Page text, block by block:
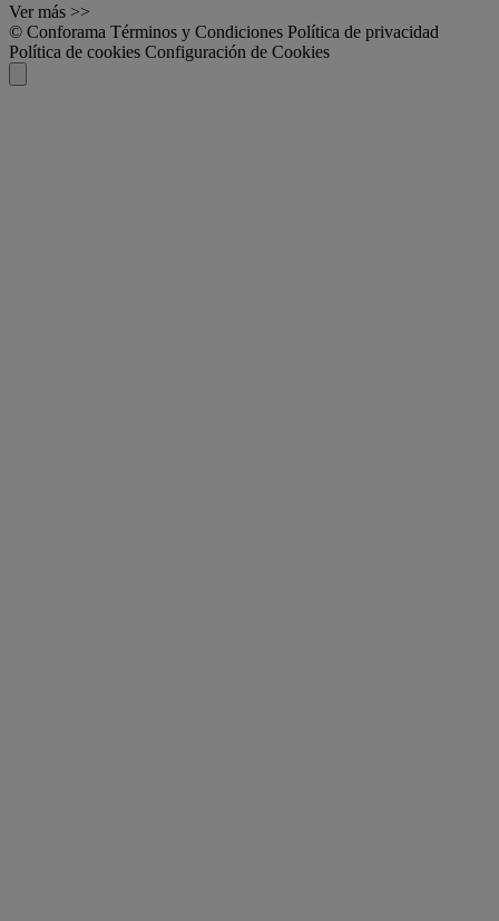
Ver más >>
© Conforama Términos y Condiciones Política de privacidad
Política de cookies Configuración de Cookies